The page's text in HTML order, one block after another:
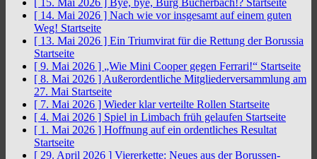
[ 15. Mai 2026 ] Bye, bye, Burg Bucherbach!? Startseite
[ 14. Mai 2026 ] Nach wie vor insgesamt auf einem guten
Weg! Startseite
[ 13. Mai 2026 ] Ein Triumvirat für die Rettung der Borussia
Startseite
[ 9. Mai 2026 ] „Wie Mini Cooper gegen Ferrari!“ Startseite
[ 8. Mai 2026 ] Außerordentliche Mitgliederversammlung am
27. Mai Startseite
[ 7. Mai 2026 ] Wieder klar verteilte Rollen Startseite
[ 4. Mai 2026 ] Spiel in Limbach früh gelaufen Startseite
[ 1. Mai 2026 ] Hoffnung auf ein ordentliches Resultat
Startseite
[ 29. April 2026 ] Viererkette: Neues aus der Borussen-